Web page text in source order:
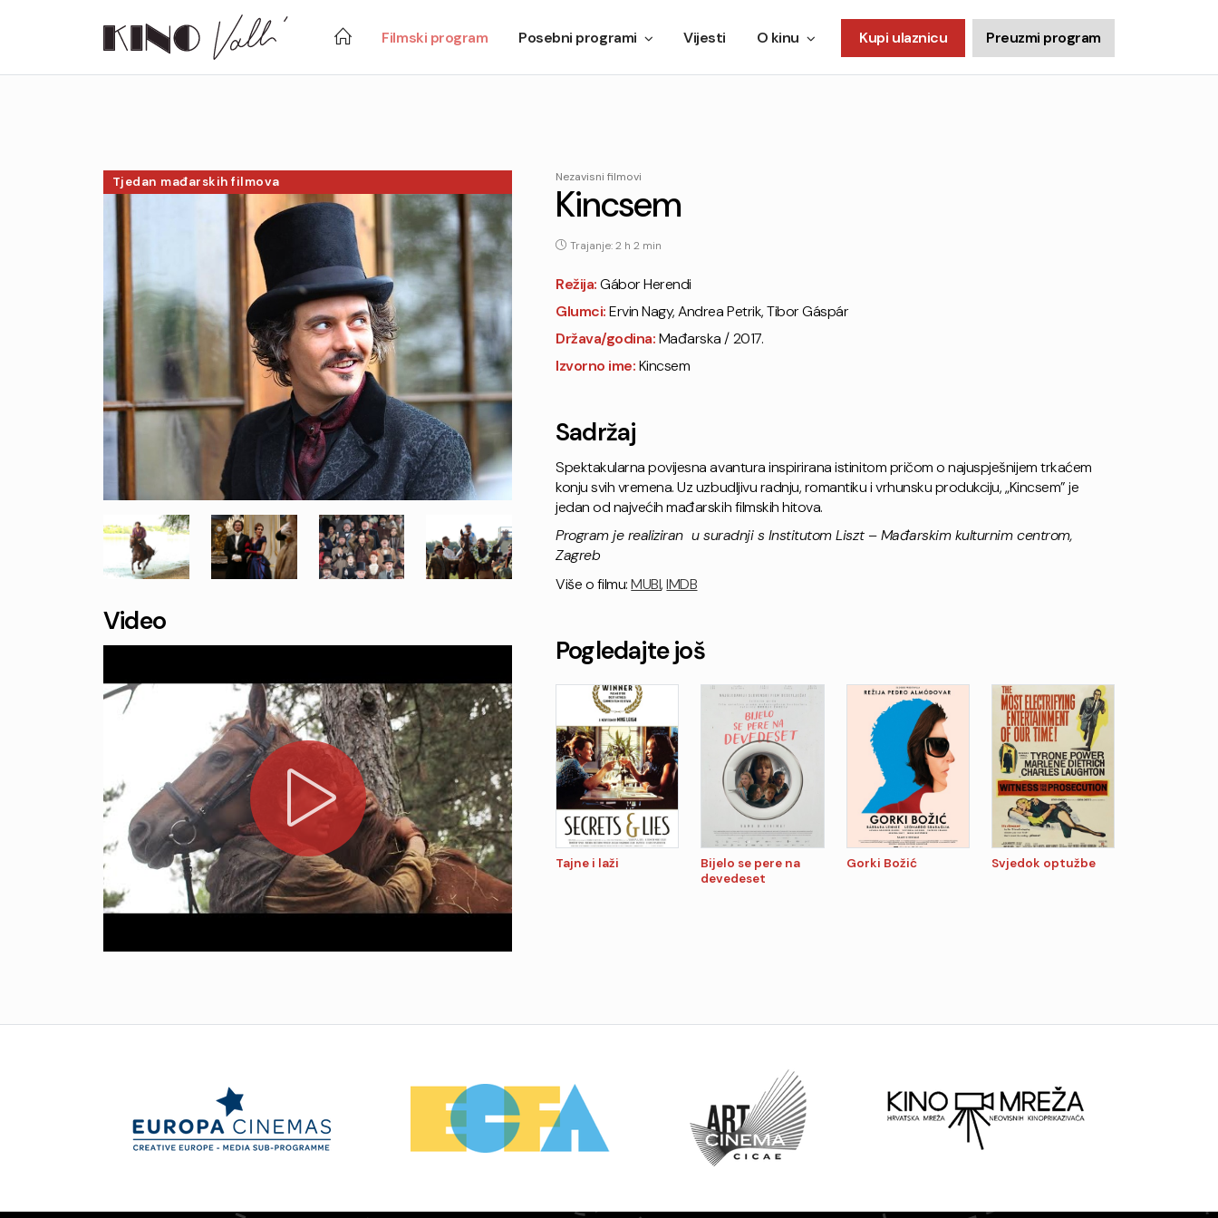
Filmski program Posebni programi Vijesti O kinu Kupi ulaznicu Preuzmi program
Tjedan mađarskih filmova
Video
Nezavisni filmovi
Kincsem
Trajanje: 2 h 2 min
Režija:Gábor Herendi
Glumci:Ervin Nagy, Andrea Petrik, Tibor Gáspár
Država/godina:Mađarska / 2017.
Izvorno ime:Kincsem
Sadržaj
Spektakularna povijesna avantura inspirirana istinitom pričom o najuspješnijem trkaćem
konju svih vremena. Uz uzbudljivu radnju, romantiku i vrhunsku produkciju, „Kincsem” je
jedan od najvećih mađarskih filmskih hitova.
Program je realiziran u suradnji s Institutom Liszt – Mađarskim kulturnim centrom,
Zagreb
Više o filmu:MUBI,IMDB
Pogledajte još
Tajne i laži
Bijelo se pere na
devedeset
Gorki Božić Svjedok optužbe